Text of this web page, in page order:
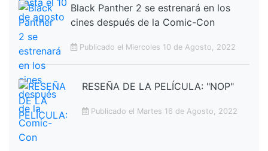
Black Panther 2 se estrenará en los
cines después de la Comic-Con
Publicado el Miercoles 10 de Agosto, 2022
RESEÑA DE LA PELÍCULA: "NOP"
Publicado el Martes 16 de Agosto, 2022